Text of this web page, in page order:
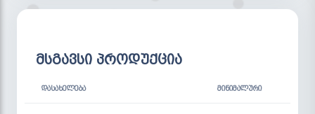
მსგავსი პროდუქცია
ᲓᲐᲡᲐᲮᲔᲚᲔᲑᲐ ᲛᲘᲜᲘᲛᲐᲚᲣᲠᲘ